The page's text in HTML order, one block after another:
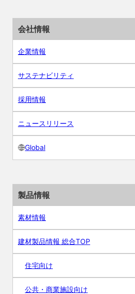
会社情報
企業情報
サステナビリティ
採用情報
ニュースリリース
Global
製品情報
素材情報
建材製品情報 総合TOP
住宅向け
公共・商業施設向け